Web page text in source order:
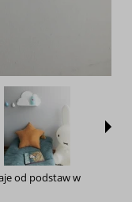
od podstaw w